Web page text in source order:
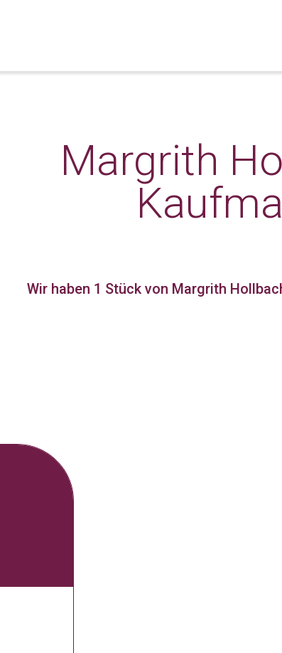
Margrith
Wir haben 1 Stück von Margrith